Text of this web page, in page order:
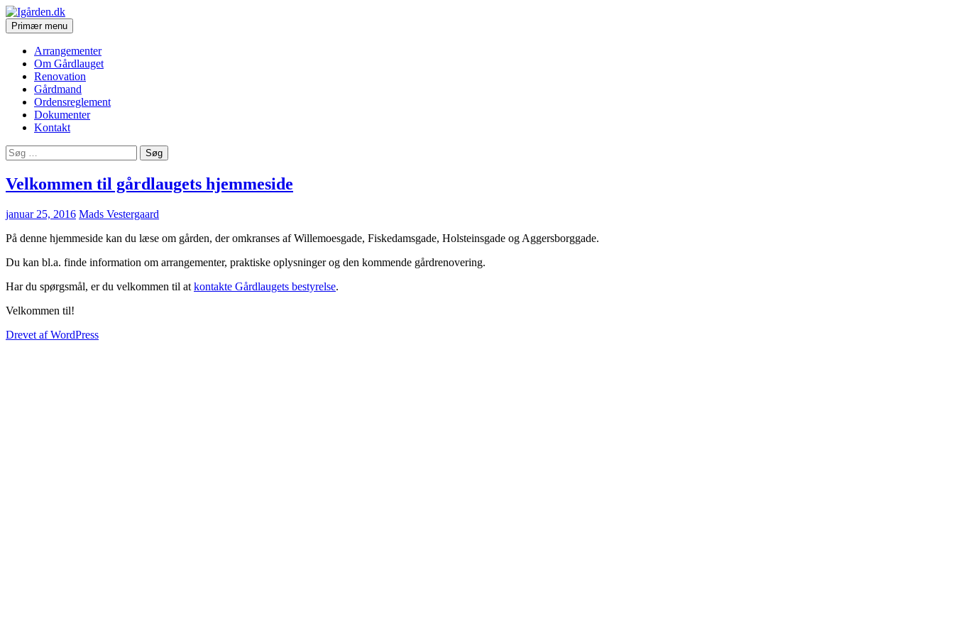
Igården.dk
SøgPrimær menu Hop
til
indhold
Arrangementer
Om Gårdlauget
Renovation
Gårdmand
Ordensreglement
Dokumenter
Kontakt
Søg
efter:
Velkommen til gårdlaugets hjemmeside
januar 25, 2016 Mads Vestergaard
På denne hjemmeside kan du læse om gården, der omkranses af Willemoesgade, Fiskedamsgade, Holsteinsgade og Aggersborggade.
Du kan bl.a. finde information om arrangementer, praktiske oplysninger og den kommende gårdrenovering.
Har du spørgsmål, er du velkommen til at kontakte Gårdlaugets bestyrelse.
Velkommen til!
Drevet af WordPress